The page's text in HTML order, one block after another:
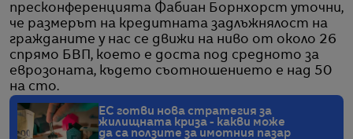
пресконференцията Фабиан Борнхорст уточни,
че размерът на кредитната задлъжнялост на
гражданите у нас се движи на ниво от около 26
спрямо БВП, което е доста под средното за
еврозоната, където съотношението е над 50
на сто.
ЕС готви нова стратегия за
жилищната криза - какви може
да са ползите за имотния пазар